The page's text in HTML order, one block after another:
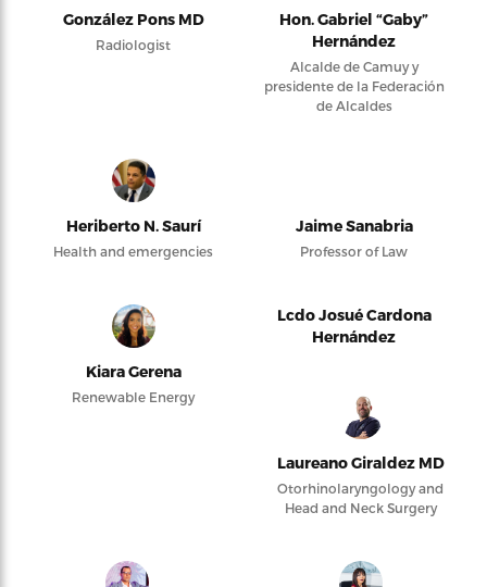
González Pons MD
Radiologist
Hon. Gabriel “Gaby”
Hernández
Alcalde de Camuy y
presidente de la Federación
de Alcaldes
Heriberto N. Saurí
Health and emergencies
Jaime Sanabria
Professor of Law
Kiara Gerena
Renewable Energy
Lcdo Josué Cardona
Hernández
Laureano Giraldez MD
Otorhinolaryngology and
Head and Neck Surgery